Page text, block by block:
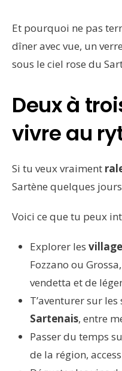
Et pourquoi ne pas
dîner avec vue, un
sous le ciel rose du
Deux à
vivre au
Si tu veux vraiment
Sartène quelques
Voici ce que tu peux
Explorer les
Fozzano ou
vendetta et de
T’aventurer sur les
Sartenais, entre
Passer du temps
de la région,